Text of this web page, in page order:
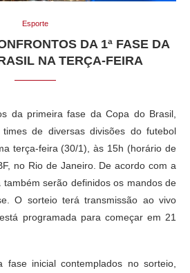
Esporte
DA 1ª FASE DA
NA TERÇA-FEIRA
da primeira fase da Copa do Brasil,
de diversas divisões do futebol
terça-feira (30/1), às 15h (horário de
no Rio de Janeiro. De acordo com a
serão definidos os mandos de
O sorteio terá transmissão ao vivo
programada para começar em 21
fase inicial contemplados no sorteio,